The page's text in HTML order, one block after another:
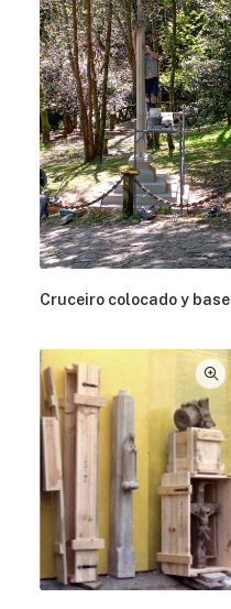
Cruceiro colocado y base